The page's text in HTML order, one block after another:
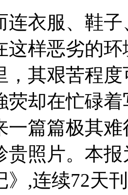
服、鞋子
这样恶劣的
，其艰苦程
荧却在忙碌
一篇篇极其
贵照片。本
》,连续72天